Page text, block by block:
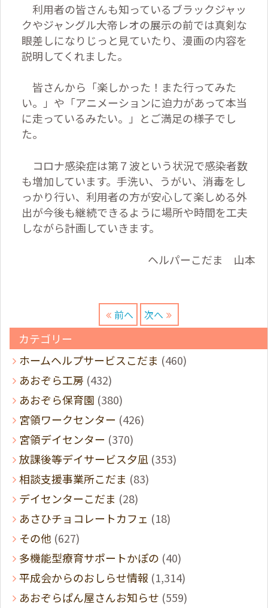
利用者の皆さんも知っているブラックジャッ
クやジャングル大帝レオの展示の前では真剣な
眼差しになりじっと見ていたり、漫画の内容を
説明してくれました。
皆さんから「楽しかった！また行ってみた
い。」や「アニメーションに迫力があって本当
に走っているみたい。」とご満足の様子でし
た。
コロナ感染症は第７波という状況で感染者数
も増加しています。手洗い、うがい、消毒をし
っかり行い、利用者の方が安心して楽しめる外
出が今後も継続できるように場所や時間を工夫
しながら計画していきます。
ヘルパーこだま 山本
前へ 次へ
カテゴリー
ホームヘルプサービスこだま (460)
あおぞら工房 (432)
あおぞら保育園 (380)
宮領ワークセンター (426)
宮領デイセンター (370)
放課後等デイサービス夕凪 (353)
相談支援事業所こだま (83)
デイセンターこだま (28)
あさひチョコレートカフェ (18)
その他 (627)
多機能型療育サポートかぽの (40)
平成会からのおしらせ情報 (1,314)
あおぞらぱん屋さんお知らせ (559)